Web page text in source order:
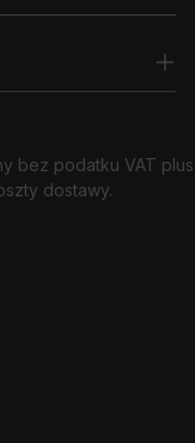
bez podatku VAT plus
dostawy.